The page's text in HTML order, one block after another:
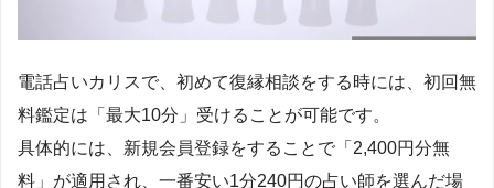
電話占いカリスで、初めて復縁相談をする時には、初回無
料鑑定は「最大10分」受けることが可能です。
具体的には、新規会員登録をすることで「2,400円分無
料」が適用され、一番安い1分240円の占い師を選んだ場